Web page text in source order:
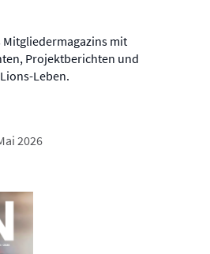
Mitgliedermagazins mit
Projektberichten und
Leben.
2026